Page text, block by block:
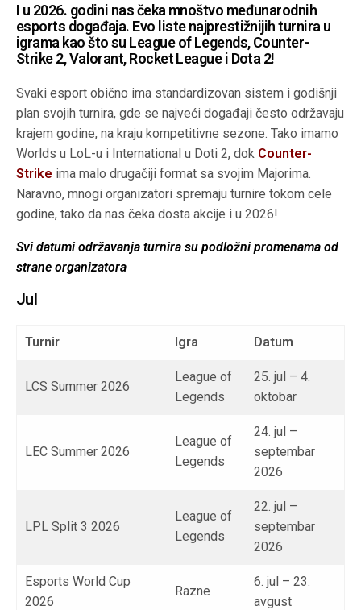
I u 2026. godini nas čeka mnoštvo međunarodnih
esports događaja. Evo liste najprestižnijih turnira u
igrama kao što su League of Legends, Counter-
Strike 2, Valorant, Rocket League i Dota 2!
Svaki esport obično ima standardizovan sistem i godišnji
plan svojih turnira, gde se najveći događaji često održavaju
krajem godine, na kraju kompetitivne sezone. Tako imamo
Worlds u LoL-u i International u Doti 2, dok Counter-
Strike ima malo drugačiji format sa svojim Majorima.
Naravno, mnogi organizatori spremaju turnire tokom cele
godine, tako da nas čeka dosta akcije i u 2026!
Svi datumi održavanja turnira su podložni promenama od
strane organizatora
Jul
Turnir Igra Datum
LCS Summer 2026
League of
Legends
25. jul – 4.
oktobar
LEC Summer 2026
League of
Legends
24. jul –
septembar
2026
LPL Split 3 2026
League of
Legends
22. jul –
septembar
2026
Esports World Cup
2026
Razne
6. jul – 23.
avgust